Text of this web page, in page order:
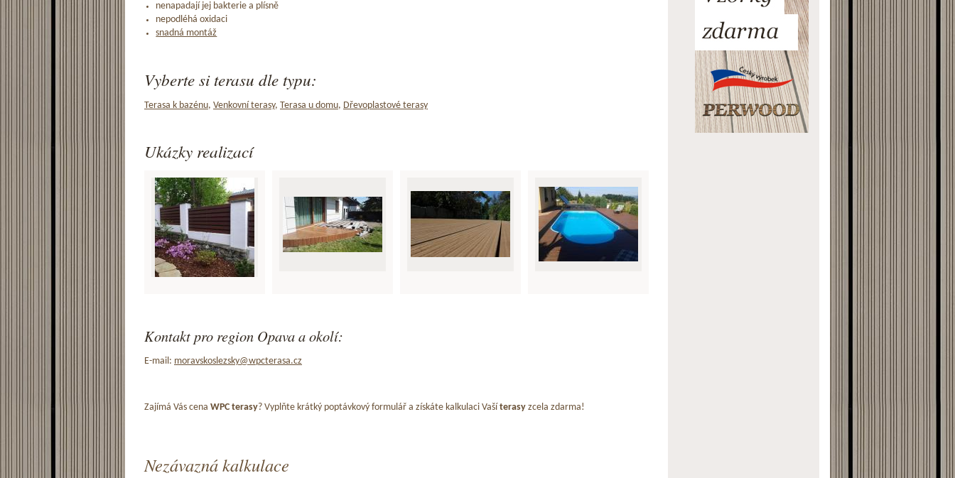
nenapadají jej bakterie a plísně
nepodléhá oxidaci
snadná montáž
Vyberte si terasu dle typu:
Terasa k bazénu, Venkovní terasy, Terasa u domu, Dřevoplastové terasy
Ukázky realizací
Kontakt pro region Opava a okolí:
E-mail: moravskoslezsky@wpcterasa.cz
Zajímá Vás cena WPC terasy? Vyplňte krátký poptávkový formulář a získáte kalkulaci Vaší terasy zcela zdarma!
Nezávazná kalkulace